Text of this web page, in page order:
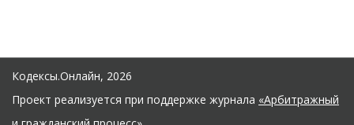
Кодексы.Онлайн, 2026
Проект реализуется при поддержке журнала «Арбитражный